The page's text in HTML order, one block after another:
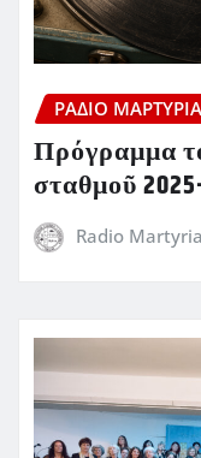
ΡΆΔΙΟ ΜΑΡΤΥΡΊΑ
Πρόγραμμα
σταθμοῦ
Radio Martyria